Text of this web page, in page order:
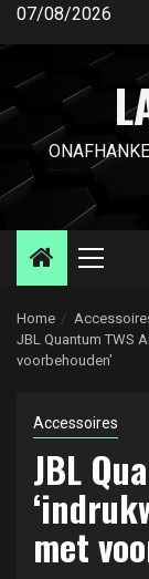
Ga
inhoud
07/08/2026
Primair
Home
JBL Quantum TWS
voorbehouden’
Accessoires
JBL
met